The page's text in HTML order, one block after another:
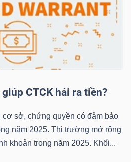
CTCK hái ra tiền?
sở, chứng quyền có đảm bảo
năm 2025. Thị trường mở rộng
khoản trong năm 2025. Khối...